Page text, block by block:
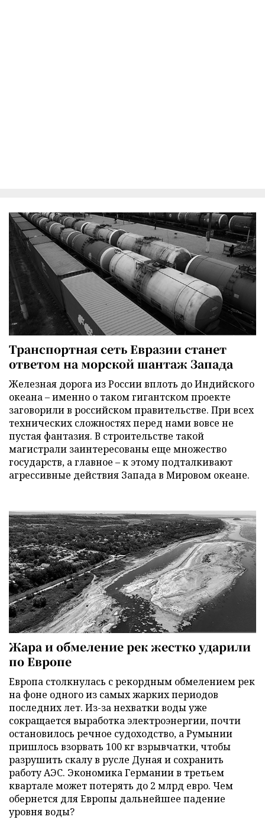
Транспортная сеть Евразии станет
ответом на морской шантаж Запада
Железная дорога из России вплоть до Индийского
океана – именно о таком гигантском проекте
заговорили в российском правительстве. При всех
технических сложностях перед нами вовсе не
пустая фантазия. В строительстве такой
магистрали заинтересованы еще множество
государств, а главное – к этому подталкивают
агрессивные действия Запада в Мировом океане.
Жара и обмеление рек жестко ударили
по Европе
Европа столкнулась с рекордным обмелением рек
на фоне одного из самых жарких периодов
последних лет. Из-за нехватки воды уже
сокращается выработка электроэнергии, почти
остановилось речное судоходство, а Румынии
пришлось взорвать 100 кг взрывчатки, чтобы
разрушить скалу в русле Дуная и сохранить
работу АЭС. Экономика Германии в третьем
квартале может потерять до 2 млрд евро. Чем
обернется для Европы дальнейшее падение
уровня воды?